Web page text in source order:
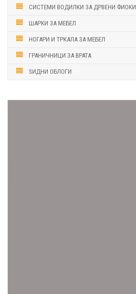
СИСТЕМИ ВОДИЛКИ ЗА ДРВЕНИ ФИОКИ
ШАРКИ ЗА МЕБЕЛ
НОГАРИ И ТРКАЛА ЗА МЕБЕЛ
ГРАНИЧНИЦИ ЗА ВРАТА
ЅИДНИ ОБЛОГИ